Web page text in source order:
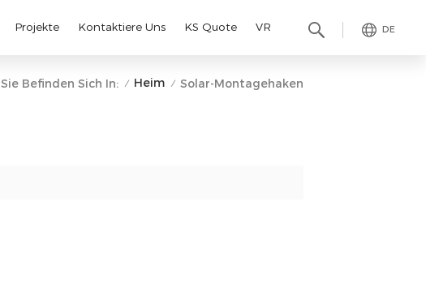
DE
Projekte Kontaktiere Uns KS Quote VR
Sie Befinden Sich In: / Heim / Solar-Montagehaken